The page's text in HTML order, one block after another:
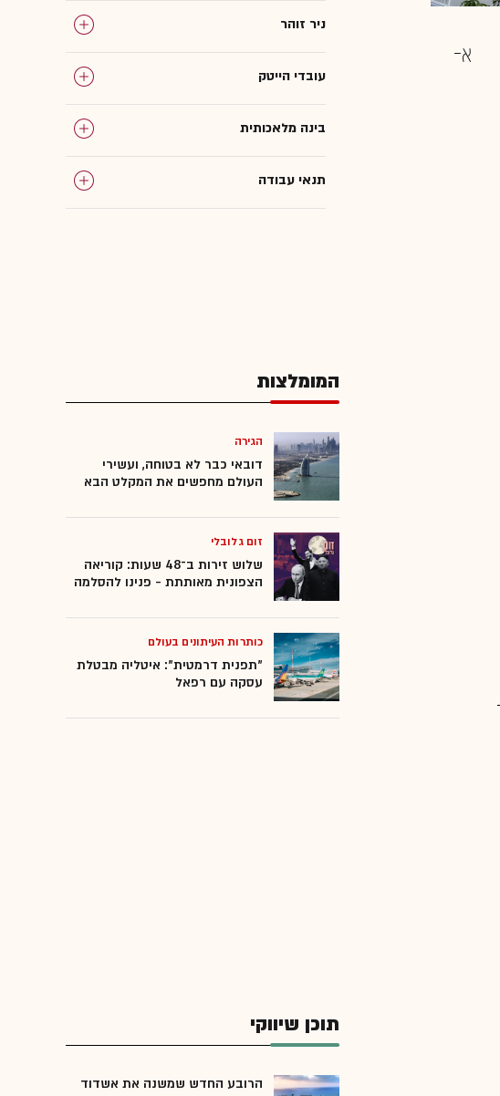
ניר זוהר
עובדי הייטק
בינה מלאכותית
תנאי עבודה
המומלצות
הגירה
דובאי כבר לא בטוחה, ועשירי
העולם מחפשים את המקלט הבא
זום גלובלי
שלוש זירות ב־48 שעות: קוריאה
הצפונית מאותתת - פנינו להסלמה
כותרות העיתונים בעולם
"תפנית דרמטית": איטליה מבטלת
עסקה עם רפאל
תוכן שיווקי
הרובע החדש שמשנה את אשדוד